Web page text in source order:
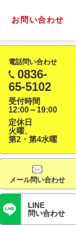
お問い合わせ
電話問い合わせ
0836-
65-5102
受付時間
12:00～19:00
定休日
火曜、
第2・第4水曜
メール問い合わせ
LINE
問い合わせ